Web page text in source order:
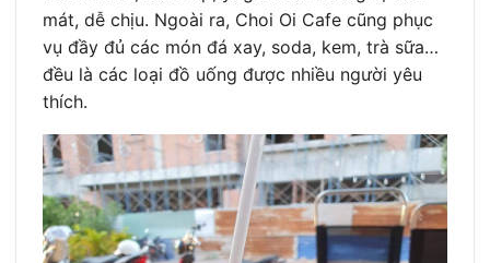
mát, dễ chịu. Ngoài ra, Choi Oi Cafe cũng phục
vụ đầy đủ các món đá xay, soda, kem, trà sữa…
đều là các loại đồ uống được nhiều người yêu
thích.